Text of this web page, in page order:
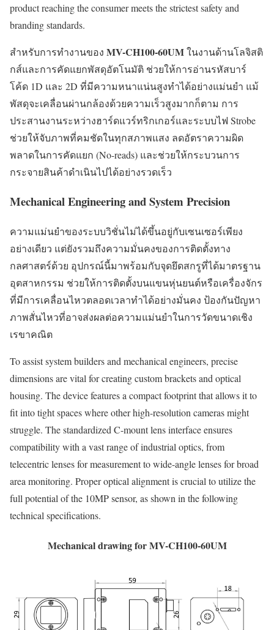
product reaching the consumer meets the strictest safety and
branding standards.
สำหรับการทำงานของ MV-CH100-60UMในงานด้านโลจิสติ
กส์และการคัดแยกพัสดุอัตโนมัติ ช่วยให้การอ่านรหัสบาร์
โค้ด 1D และ 2D ที่มีความหนาแน่นสูงทำได้อย่างแม่นยำ แม้
พัสดุจะเคลื่อนผ่านกล้องด้วยความเร็วสูงมากก็ตาม การ
ประสานงานระหว่างฮาร์ดแวร์ทริกเกอร์และระบบไฟ Strobe
ช่วยให้จับภาพที่คมชัดในทุกสภาพแสง ลดอัตราความผิด
พลาดในการคัดแยก (No-reads) และช่วยให้กระบวนการ
กระจายสินค้าดำเนินไปได้อย่างรวดเร็ว
Mechanical Engineering and System Precision
ความแม่นยำของระบบวิชั่นไม่ได้ขึ้นอยู่กับเซนเซอร์เพียง
อย่างเดียว แต่ยังรวมถึงความมั่นคงของการติดตั้งทาง
กลศาสตร์ด้วย อุปกรณ์นี้มาพร้อมกับจุดยึดสกรูที่ได้มาตรฐาน
อุตสาหกรรม ช่วยให้การติดตั้งบนแขนหุ่นยนต์หรือเครื่องจักร
ที่มีการเคลื่อนไหวตลอดเวลาทำได้อย่างมั่นคง ป้องกันปัญหา
ภาพสั่นไหวที่อาจส่งผลต่อความแม่นยำในการวัดขนาดเชิง
เรขาคณิต
To assist system builders and mechanical engineers, precise
dimensions are vital for creating custom brackets and optical
housing. The device features a compact footprint that allows it to
fit into tight spaces where other high-resolution cameras might
struggle. The standardized C-mount lens interface ensures
compatibility with a vast range of industrial optics, from
telecentric lenses for measurement to wide-angle lenses for broad
area monitoring. Proper optical alignment is crucial to utilize the
full potential of the 10MP sensor, as shown in the following
technical specifications.
Mechanical drawing for MV-CH100-60UM